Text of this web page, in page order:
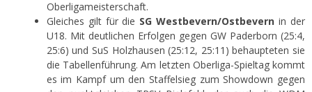
Oberligameisterschaft.
Gleiches gilt für die SG Westbevern/Ostbevern in der
U18. Mit deutlichen Erfolgen gegen GW Paderborn (25:4,
25:6) und SuS Holzhausen (25:12, 25:11) behaupteten sie
die Tabellenführung. Am letzten Oberliga-Spieltag kommt
es im Kampf um den Staffelsieg zum Showdown gegen